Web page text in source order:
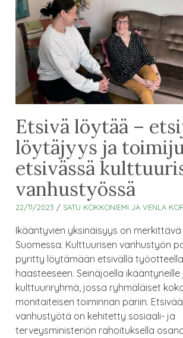
Etsivä löytää –
löytäjyys ja
etsivässä
vanhustyössä
22/11/2023 / SATU KOKKONIEMI JA VENLA
Ikääntyvien yksinäisyys on
Suomessa. Kulttuurisen vanhustyön
pyritty löytämään etsivällä
haasteeseen. Seinäjoella
kulttuuriryhmä, jossa ryhmäläiset
monitaiteisen toiminnan pariin.
vanhustyötä on kehitetty sosiaali- ja
terveysministeriön rahoituksella